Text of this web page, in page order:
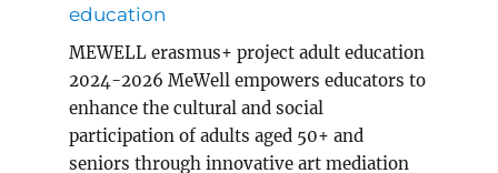
education
MEWELL erasmus+ project adult education
2024-2026 MeWell empowers educators to
enhance the cultural and social
participation of adults aged 50+ and
seniors through innovative art mediation